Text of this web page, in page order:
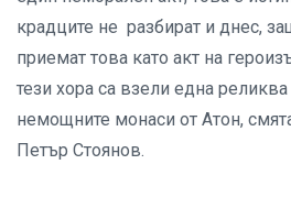
крадците не разбират и днес,
приемат това като акт на
тези хора са взели една
немощните монаси от Атон,
Петър Стоянов.